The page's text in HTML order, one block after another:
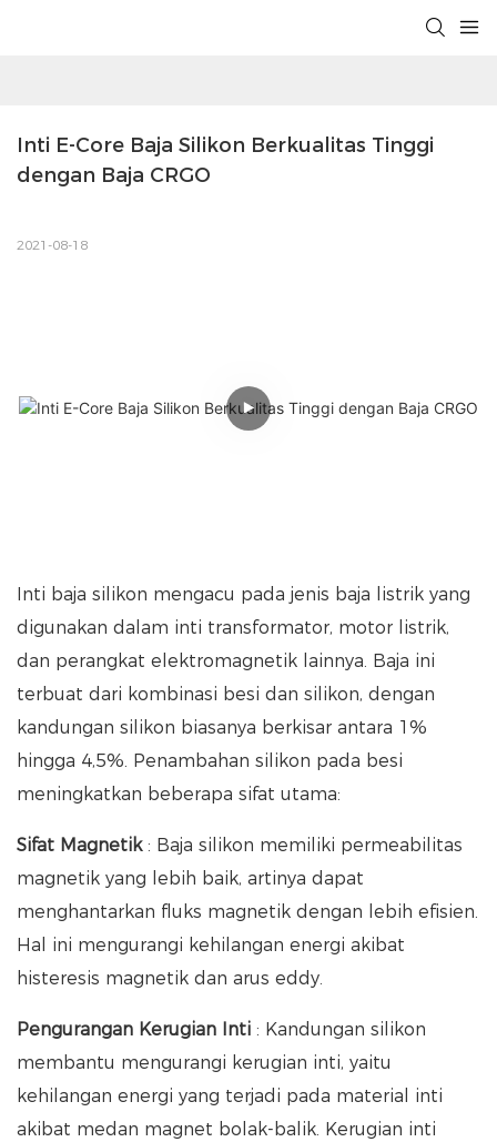
Inti E-Core Baja Silikon Berkualitas Tinggi
dengan Baja CRGO
2021-08-18
Inti baja silikon mengacu pada jenis baja listrik yang
digunakan dalam inti transformator, motor listrik,
dan perangkat elektromagnetik lainnya. Baja ini
terbuat dari kombinasi besi dan silikon, dengan
kandungan silikon biasanya berkisar antara 1%
hingga 4,5%. Penambahan silikon pada besi
meningkatkan beberapa sifat utama:
Sifat Magnetik: Baja silikon memiliki permeabilitas
magnetik yang lebih baik, artinya dapat
menghantarkan fluks magnetik dengan lebih efisien.
Hal ini mengurangi kehilangan energi akibat
histeresis magnetik dan arus eddy.
Pengurangan Kerugian Inti : Kandungan silikon
membantu mengurangi kerugian inti, yaitu
kehilangan energi yang terjadi pada material inti
akibat medan magnet bolak-balik. Kerugian inti